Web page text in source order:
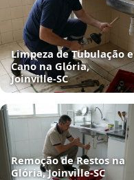
Limpeza de Tubulação e
Cano na Glória,
Joinville‑SC
Remoção de Restos na
Glória, Joinville‑SC